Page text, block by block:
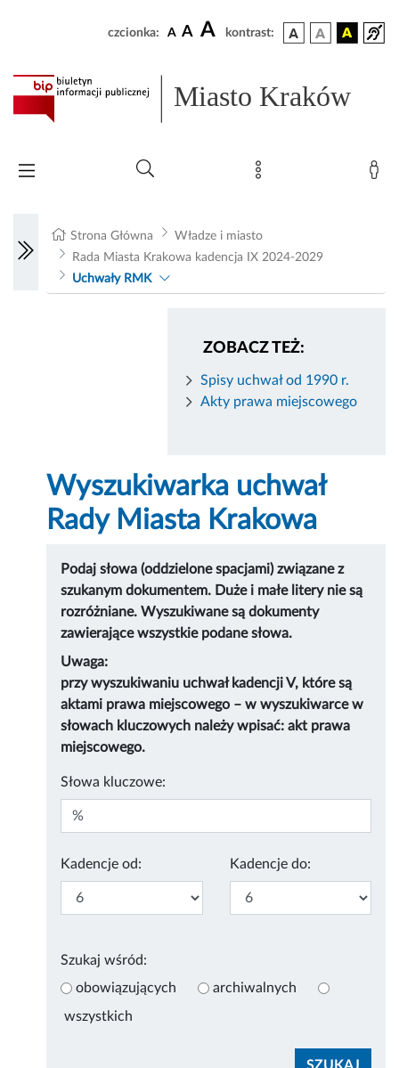
czcionka: A A A kontrast:
Miasto Kraków
Strona Główna
Władze i miasto
Rada Miasta Krakowa kadencja IX 2024-2029
Uchwały RMK
ZOBACZ TEŻ:
Spisy uchwał od 1990 r.
Akty prawa miejscowego
Wyszukiwarka uchwał
Rady Miasta Krakowa
Podaj słowa (oddzielone spacjami) związane z
szukanym dokumentem. Duże i małe litery nie są
rozróżniane. Wyszukiwane są dokumenty
zawierające wszystkie podane słowa.
Uwaga:
przy wyszukiwaniu uchwał kadencji V, które są
aktami prawa miejscowego – w wyszukiwarce w
słowach kluczowych należy wpisać: akt prawa
miejscowego.
Słowa kluczowe:
Kadencje od: Kadencje do:
Szukaj wśród:
obowiązujących
archiwalnych
wszystkich